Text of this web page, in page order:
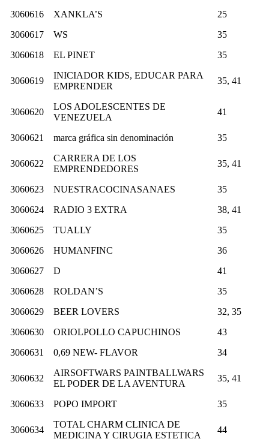
3060616 XANKLA’S
25
3060617
WS
35
3060618
EL PINET 35
3060619
INICIADOR KIDS, EDUCAR PARA
EMPRENDER
35, 41
3060620
LOS ADOLESCENTES DE
VENEZUELA
41
3060621 marca gráfica sin denominación 35
3060622
CARRERA DE LOS
EMPRENDEDORES
35, 41
3060623 NUESTRACOCINASANAES
35
3060624
RADIO 3 EXTRA
38, 41
3060625
TUALLY
35
3060626
HUMANFINC
36
3060627
D
41
3060628
ROLDAN’S
35
3060629
BEER LOVERS
32, 35
3060630
ORIOLPOLLO CAPUCHINOS
43
3060631
0,69 NEW- FLAVOR 34
3060632
AIRSOFTWARS PAINTBALLWARS
EL PODER DE LA AVENTURA
35, 41
3060633 POPO IMPORT 35
3060634
TOTAL CHARM CLINICA DE
MEDICINA Y CIRUGIA ESTETICA
44